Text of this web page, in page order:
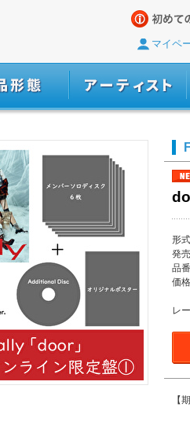
マイペ
形式
発
品番
価格
レ
【